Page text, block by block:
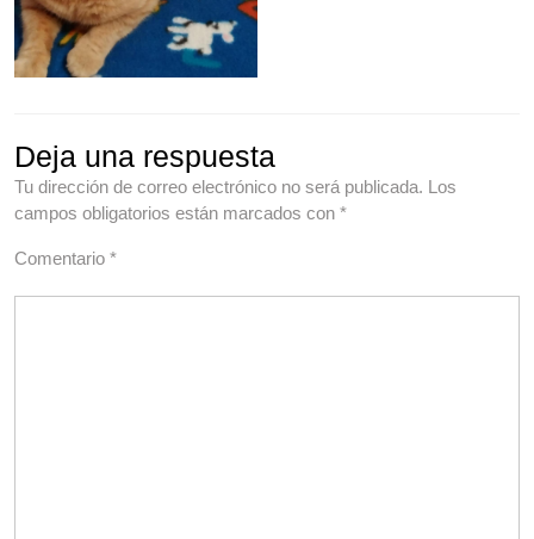
Deja una respuesta
Tu dirección de correo electrónico no será publicada. Los
campos obligatorios están marcados con *
Comentario *